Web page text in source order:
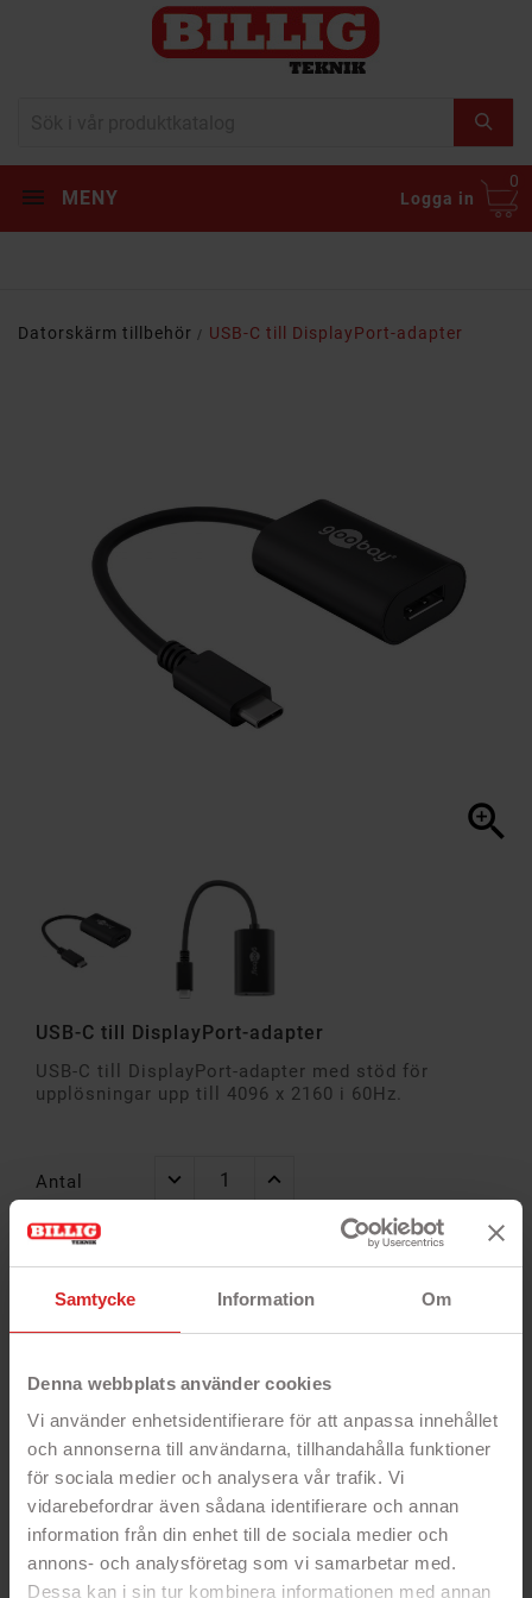
Samtycke Information Om
Denna webbplats använder cookies
Vi använder enhetsidentifierare för att anpassa innehållet
och annonserna till användarna, tillhandahålla funktioner
för sociala medier och analysera vår trafik. Vi
vidarebefordrar även sådana identifierare och annan
information från din enhet till de sociala medier och
annons- och analysföretag som vi samarbetar med.
Dessa kan i sin tur kombinera informationen med annan
MENY Logga in
0
Datorskärm tillbehör USB-C till DisplayPort-adapter

USB-C till DisplayPort-adapter
USB-C till DisplayPort-adapter med stöd för
upplösningar upp till 4096 x 2160 i 60Hz.
Antal
garanti
leverans
köp